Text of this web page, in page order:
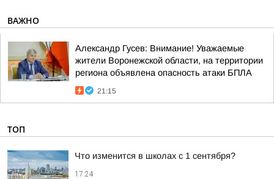
ВАЖНО
Александр Гусев: Внимание! Уважаемые
жители Воронежской области, на территории
региона объявлена опасность атаки БПЛА
21:15
ТОП
Что изменится в школах с 1 сентября?
17:24